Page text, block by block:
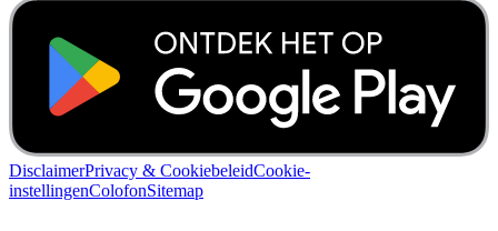
DisclaimerPrivacy & CookiebeleidCookie-
instellingenColofonSitemap